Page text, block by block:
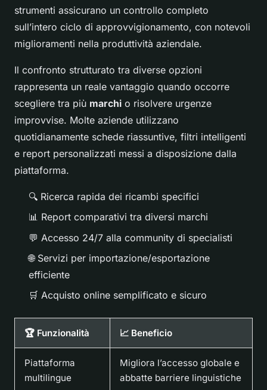
strumenti assicurano un controllo completo
sull’intero ciclo di approvvigionamento, con notevoli
miglioramenti nella produttività aziendale.
Il confronto strutturato tra diverse opzioni
rappresenta un reale vantaggio quando occorre
scegliere tra più marchi o risolvere urgenze
improvvise. Molte aziende utilizzano
quotidianamente schede riassuntive, filtri intelligenti
e report personalizzati messi a disposizione dalla
piattaforma.
🔍 Ricerca rapida dei ricambi specifici
📊 Report comparativi tra diversi marchi
💬 Accesso 24/7 alla community di specialisti
🌐 Servizi per importazione/esportazione
efficiente
🛒 Acquisto online semplificato e sicuro
🏆 Funzionalità 📈 Beneficio
Piattaforma
multilingue
Migliora l’accesso globale e
abbatte barriere linguistiche